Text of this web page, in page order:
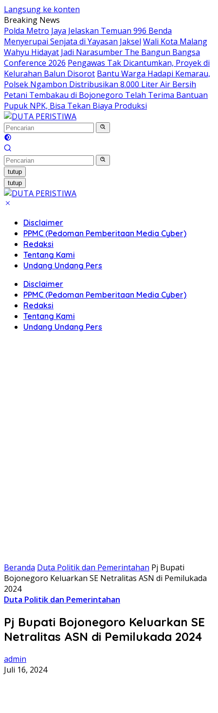
Langsung ke konten
Breaking News
Polda Metro Jaya Jelaskan Temuan 996 Benda
Menyerupai Senjata di Yayasan Jaksel Wali Kota Malang
Wahyu Hidayat Jadi Narasumber The Bangun Bangsa
Conference 2026 Pengawas Tak Dicantumkan, Proyek di
Kelurahan Balun Disorot Bantu Warga Hadapi Kemarau,
Polsek Ngambon Distribusikan 8.000 Liter Air Bersih
Petani Tembakau di Bojonegoro Telah Terima Bantuan
Pupuk NPK, Bisa Tekan Biaya Produksi
tutup
tutup
Disclaimer
PPMC (Pedoman Pemberitaan Media Cyber)
Redaksi
Tentang Kami
Undang Undang Pers
Disclaimer
PPMC (Pedoman Pemberitaan Media Cyber)
Redaksi
Tentang Kami
Undang Undang Pers
Beranda Duta Politik dan Pemerintahan Pj Bupati
Bojonegoro Keluarkan SE Netralitas ASN di Pemilukada
2024
Duta Politik dan Pemerintahan
Pj Bupati Bojonegoro Keluarkan SE
Netralitas ASN di Pemilukada 2024
admin
Juli 16, 2024